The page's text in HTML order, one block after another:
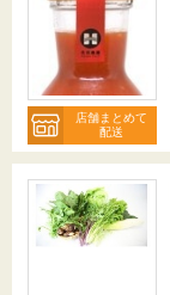
店舗まとめて
配送